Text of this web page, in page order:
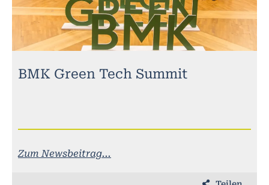
BMK Green Tech Summit
Zum Newsbeitrag...